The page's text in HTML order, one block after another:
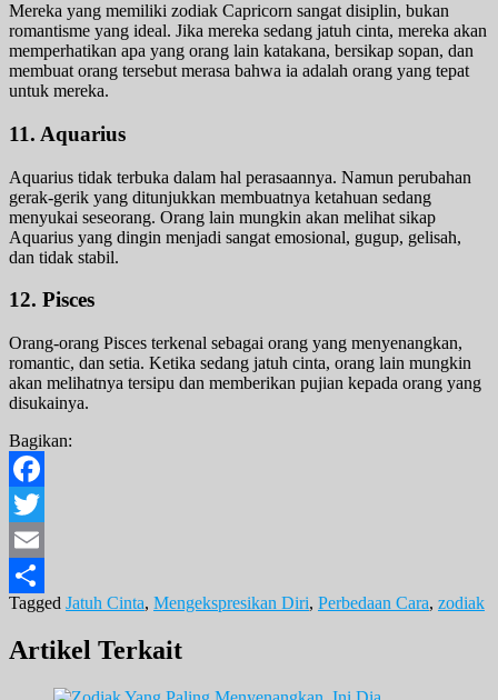
Mereka yang memiliki zodiak Capricorn sangat disiplin, bukan
romantisme yang ideal. Jika mereka sedang jatuh cinta, mereka akan
memperhatikan apa yang orang lain katakana, bersikap sopan, dan
membuat orang tersebut merasa bahwa ia adalah orang yang tepat
untuk mereka.
11. Aquarius
Aquarius tidak terbuka dalam hal perasaannya. Namun perubahan
gerak-gerik yang ditunjukkan membuatnya ketahuan sedang
menyukai seseorang. Orang lain mungkin akan melihat sikap
Aquarius yang dingin menjadi sangat emosional, gugup, gelisah,
dan tidak stabil.
12. Pisces
Orang-orang Pisces terkenal sebagai orang yang menyenangkan,
romantic, dan setia. Ketika sedang jatuh cinta, orang lain mungkin
akan melihatnya tersipu dan memberikan pujian kepada orang yang
disukainya.
Bagikan:
Facebook
Twitter
Email
Share
Tagged Jatuh Cinta, Mengekspresikan Diri, Perbedaan Cara, zodiak
Artikel Terkait